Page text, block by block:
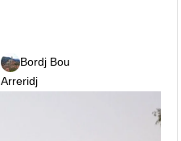
Bordj Bou
Arreridj